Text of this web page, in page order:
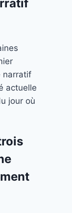
narratif
actuelle
jour où